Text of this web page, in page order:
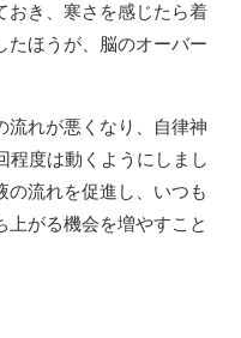
おき、寒さを感じたら着
たほうが、脳のオーバー
流れが悪くなり、自律神
程度は動くようにしまし
の流れを促進し、いつも
上がる機会を増やすこと